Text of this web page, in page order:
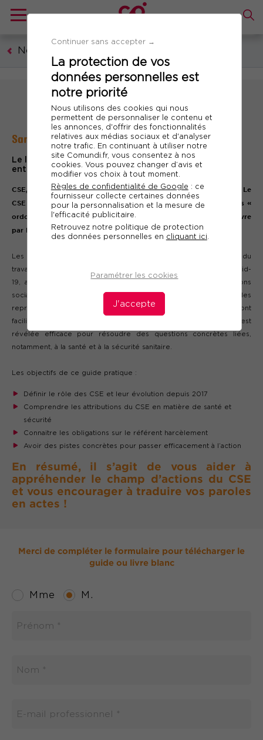
Continuer sans accepter →
La protection de vos
données personnelles est
notre priorité
Nous utilisons des cookies qui nous
permettent de personnaliser le contenu et
les annonces, d'offrir des fonctionnalités
relatives aux médias sociaux et d'analyser
notre trafic. En continuant à utiliser notre
site Comundi.fr, vous consentez à nos
cookies. Vous pouvez changer d’avis et
modifier vos choix à tout moment.
Règles de confidentialité de Google : ce
fournisseur collecte certaines données
pour la personnalisation et la mesure de
l'efficacité publicitaire.
Retrouvez notre politique de protection
des données personnelles en cliquant ici
Paramétrer les cookies
J'accepte
Nos guides & livres blancs
Santé et sécurité : les attributions du CSE
Le livre blanc pour tout savoir sur le rôle du CSE en
entreprise !
CSE, CSSCT, CHSCT... Vous êtes perdus dans les acronymes ? Le
CSE est le comité social et économique qui est né en 2017 des «
ordonnances Macron ». Il doit obligatoirement être mis en œuvre
par les entreprises de plus de 11 salariés.
Les évolutions juridiques ainsi que les transformations du monde du
travail qui sont déjà à l’œuvre, qui plus est depuis la crise du Covid-
19, appellent les directions d’entreprises à soigner leurs relations
sociales et à tisser des partenariats entre leur DRH et les
représentants de leur personnel. Durant la pandémie, les CSE ont
facilité cette mission. La transversalité de leurs compétences s’est
révélée efficace pour résoudre des questions concrètes liées,
notamment, à la santé et à la sécurité sanitaire.
Les objectifs de ce guide pratique :
Définir le rôle des CSE et leur évolution depuis 2017
Comprendre les attributions du CSE en matière de santé et
sécurité
Connaitre les obligations sur le référent harcèlement
Avoir des pistes concrètes pour passer efficacement à l’action
En résumé, il s’agit de vous aider à
appréhender le champ d’actions du CSE
et vous encourager à traduire vos paroles
en actes !
Merci de compléter le formulaire pour télécharger le
guide ou livre blanc
Champs
Mme M.